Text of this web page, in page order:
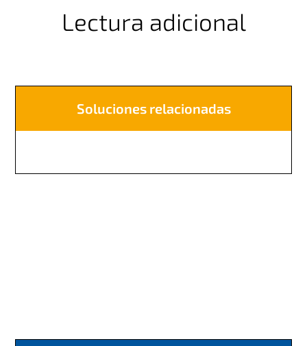
Lectura adicional
Soluciones relacionadas